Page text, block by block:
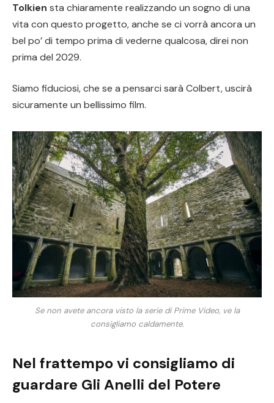
Tolkien sta chiaramente realizzando un sogno di una
vita con questo progetto, anche se ci vorrà ancora un
bel po’ di tempo prima di vederne qualcosa, direi non
prima del 2029.
Siamo fiduciosi, che se a pensarci sarà Colbert, uscirà
sicuramente un bellissimo film.
Se non avete ancora visto la serie di Prime Video, ve la
consigliamo caldamente.
Nel frattempo vi consigliamo di
guardare Gli Anelli del Potere